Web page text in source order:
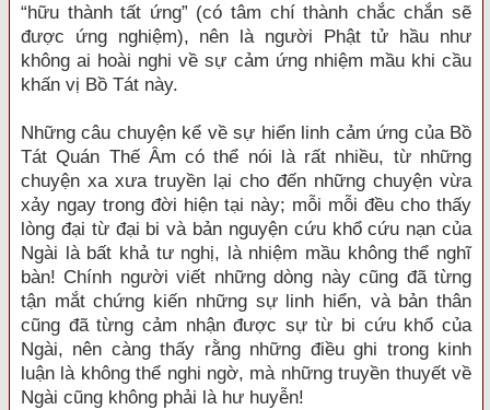
“hữu thành tất ứng” (có tâm chí thành chắc chắn sẽ
được ứng nghiệm), nên là người Phật tử hầu như
không ai hoài nghi về sự cảm ứng nhiệm mầu khi cầu
khấn vị Bồ Tát này.
Những câu chuyện kể về sự hiển linh cảm ứng của Bồ
Tát Quán Thế Âm có thể nói là rất nhiều, từ những
chuyện xa xưa truyền lại cho đến những chuyện vừa
xảy ngay trong đời hiện tại này; mỗi mỗi đều cho thấy
lòng đại từ đại bi và bản nguyện cứu khổ cứu nạn của
Ngài là bất khả tư nghị, là nhiệm mầu không thể nghĩ
bàn! Chính người viết những dòng này cũng đã từng
tận mắt chứng kiến những sự linh hiển, và bản thân
cũng đã từng cảm nhận được sự từ bi cứu khổ của
Ngài, nên càng thấy rằng những điều ghi trong kinh
luận là không thể nghi ngờ, mà những truyền thuyết về
Ngài cũng không phải là hư huyễn!